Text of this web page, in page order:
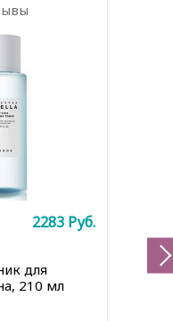
для
210 мл
2283 Руб.